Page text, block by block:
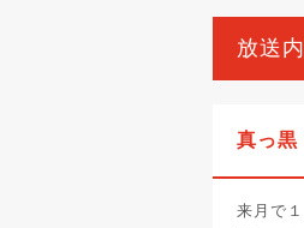
放送
真っ黒
来月で